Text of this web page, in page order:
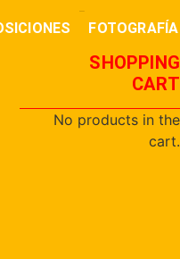
FOTOGRAFÍA
0,00€
SHOPPING
CART
No products in the
cart.